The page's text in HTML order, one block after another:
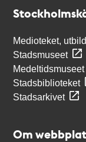
Medioteket,
Stadsmuseet
Medeltidsmuseet
Stadsbiblioteket
Stadsarkivet
Om